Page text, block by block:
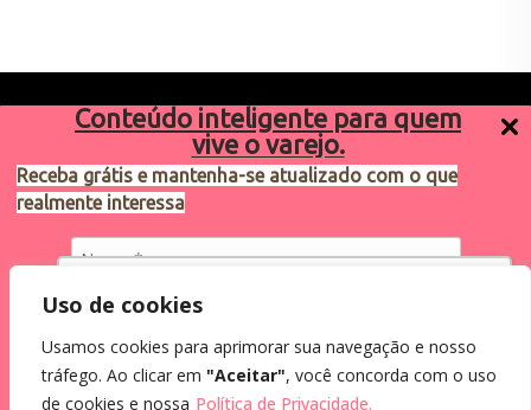
Conteúdo inteligente para quem
vive o varejo.
Receba grátis e mantenha-se atualizado com o que
realmente interessa
Eu concordo em receber comunicações.
Ao informar meus dados, eu concordo com a
Utilizamos cookies para oferecer melhor
como você interage em nosso site e
personalizar conteúdo.
Uso de cookies
Usamos cookies para aprimorar sua navegação e nosso
tráfego. Ao clicar em "Aceitar", você concorda com o uso
de cookies e nossa Política de Privacidade.
varejosa@cndl.org.br
2024®. Todos os direitos reservados.